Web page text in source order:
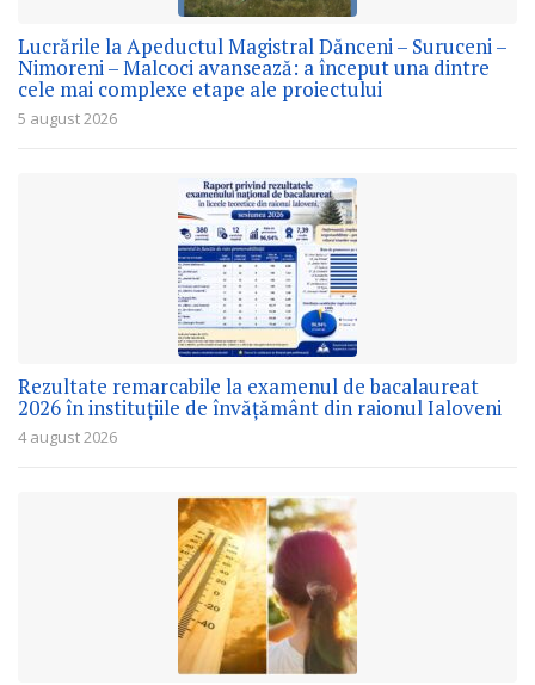
Lucrările la Apeductul Magistral Dănceni – Suruceni –
Nimoreni – Malcoci avansează: a început una dintre
cele mai complexe etape ale proiectului
5 august 2026
Rezultate remarcabile la examenul de bacalaureat
2026 în instituțiile de învățământ din raionul Ialoveni
4 august 2026